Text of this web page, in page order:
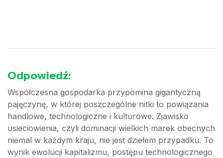
Odpowiedź:
Współczesna gospodarka przypomina gigantyczną
pajęczynę, w której poszczególne nitki to powiązania
handlowe, technologiczne i kulturowe. Zjawisko
usieciowienia, czyli dominacji wielkich marek obecnych
niemal w każdym kraju, nie jest dziełem przypadku. To
wynik ewolucji kapitalizmu, postępu technologicznego